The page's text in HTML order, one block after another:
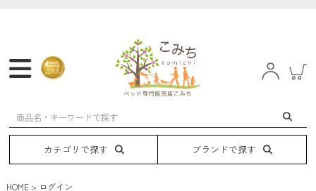
マットレス フレーム ベッド 電動ベッド
カテゴリで探す ブランドで探す
HOME ログイン